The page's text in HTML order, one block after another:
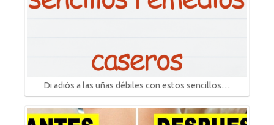
Di adiós a las uñas débiles con estos sencillos…